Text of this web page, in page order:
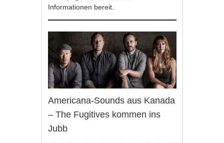
Informationen bereit.
Americana-Sounds aus Kanada
– The Fugitives kommen ins
Jubb